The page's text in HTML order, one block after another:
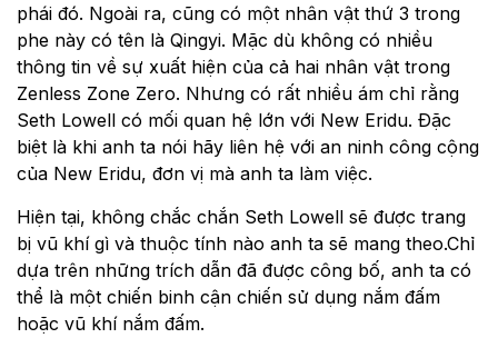
phái đó. Ngoài ra, cũng có một nhân vật thứ 3 trong
phe này có tên là Qingyi. Mặc dù không có nhiều
thông tin về sự xuất hiện của cả hai nhân vật trong
Zenless Zone Zero. Nhưng có rất nhiều ám chỉ rằng
Seth Lowell có mối quan hệ lớn với New Eridu. Đặc
biệt là khi anh ta nói hãy liên hệ với an ninh công cộng
của New Eridu, đơn vị mà anh ta làm việc.
Hiện tại, không chắc chắn Seth Lowell sẽ được trang
bị vũ khí gì và thuộc tính nào anh ta sẽ mang theo.Chỉ
dựa trên những trích dẫn đã được công bố, anh ta có
thể là một chiến binh cận chiến sử dụng nắm đấm
hoặc vũ khí nắm đấm.